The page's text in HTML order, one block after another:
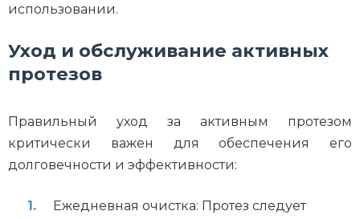
использовании.
Уход и обслуживание активных
протезов
Правильный уход за активным протезом
критически важен для обеспечения его
долговечности и эффективности:
Ежедневная очистка: Протез следует